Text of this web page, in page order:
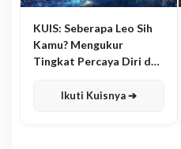
KUIS: Seberapa Leo Sih
Kamu? Mengukur
Tingkat Percaya Diri dan
Ikuti Kuisnya ➔